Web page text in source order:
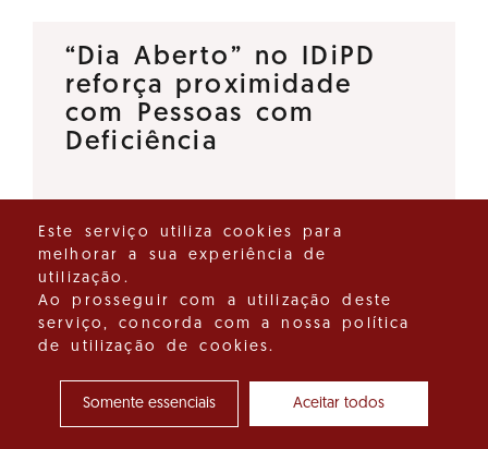
“Dia Aberto” no IDiPD
reforça proximidade
com Pessoas com
Deficiência
Pessoas com Deficiência (IDiPD)
lançou a iniciativa “Dia Aberto”,
um espaço de diálogo direto
que tem como objetivo
reforçar a proximidade entre…
Ver detalhes do destaque
Este serviço utiliza cookies para
melhorar a sua experiência de
utilização.
Ao prosseguir com a utilização deste
serviço, concorda com a nossa política
de utilização de cookies.
Somente essenciais Aceitar todos